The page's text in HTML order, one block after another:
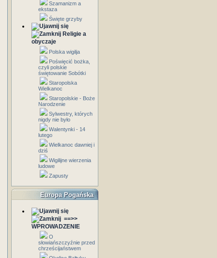
Szamanizm a
ekstaza
Święte grzyby
Religie a
obyczaje
Polska wigilja
Poświęcić bożka,
czyli polskie
świętowanie Sobótki
Staropolska
Wielkanoc
Staropolskie - Boże
Narodzenie
Sylwestry, których
nigdy nie było
Walentynki - 14
lutego
Wielkanoc dawniej i
dziś
Wigilijne wierzenia
ludowe
Zapusty
Europa Pogańska
==>>
WPROWADZENIE
O
słowiańszczyźnie przed
chrześcijaństwem